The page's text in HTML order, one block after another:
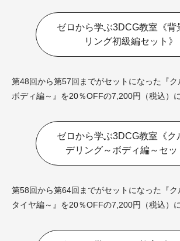
ゼロから学ぶ3DCG教室《背
リング初級編セット》
第48回から第57回までがセットになった『ク
ボディ編～』を20％OFFの7,200円（税込）に
ゼロから学ぶ3DCG教室《ク
デリング～ボディ編～セッ
第58回から第64回までがセットになった『ク
タイヤ編～』を20％OFFの7,200円（税込）に